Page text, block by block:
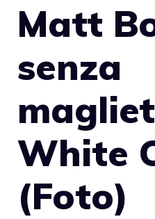
Matt
senza
White
(Foto)